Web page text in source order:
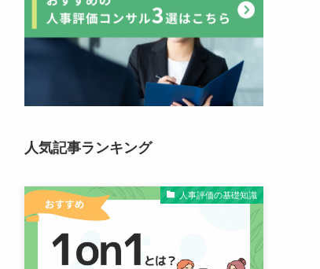
人気記事ランキング
人事評価の基礎知識